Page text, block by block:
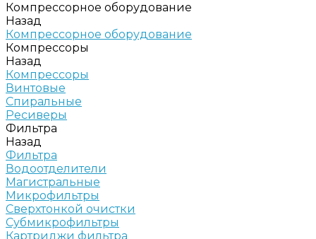
Компрессорное оборудование
Назад
Компрессорное оборудование
Компрессоры
Назад
Компрессоры
Винтовые
Спиральные
Ресиверы
Фильтра
Назад
Фильтра
Водоотделители
Магистральные
Микрофильтры
Сверхтонкой очистки
Субмикрофильтры
Картриджи фильтра